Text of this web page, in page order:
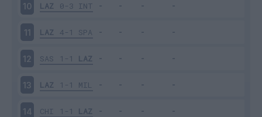
10 LAZ 0-3 INT
11 LAZ 4-1 SPA
12 SAS 1-1 LAZ
13 LAZ 1-1 MIL
14 CHI 1-1 LAZ